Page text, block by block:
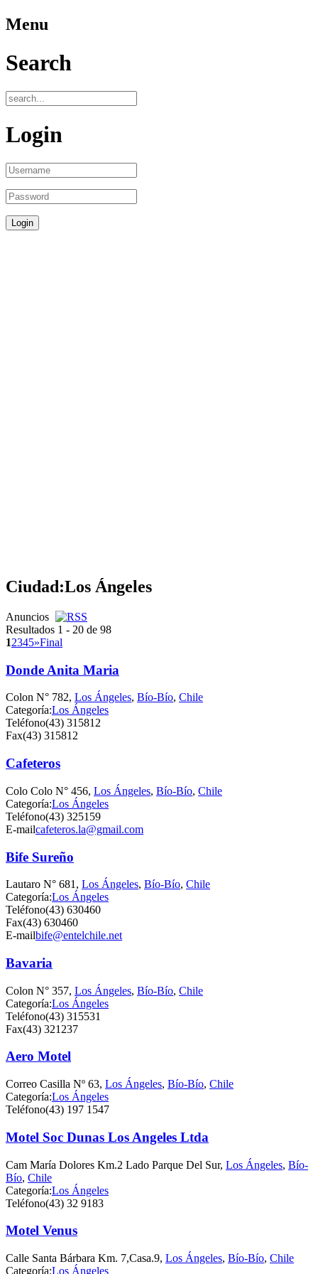
Menu
Search
Login
Ciudad:Los Ángeles
Anuncios
Resultados 1 - 20 de 98
12345»Final
Donde Anita Maria
Colon N° 782, Los Ángeles, Bío-Bío, Chile
Categoría:Los Ángeles
Teléfono(43) 315812
Fax(43) 315812
Cafeteros
Colo Colo N° 456, Los Ángeles, Bío-Bío, Chile
Categoría:Los Ángeles
Teléfono(43) 325159
E-mailcafeteros.la@gmail.com
Bife Sureño
Lautaro N° 681, Los Ángeles, Bío-Bío, Chile
Categoría:Los Ángeles
Teléfono(43) 630460
Fax(43) 630460
E-mailbife@entelchile.net
Bavaria
Colon N° 357, Los Ángeles, Bío-Bío, Chile
Categoría:Los Ángeles
Teléfono(43) 315531
Fax(43) 321237
Aero Motel
Correo Casilla Nº 63, Los Ángeles, Bío-Bío, Chile
Categoría:Los Ángeles
Teléfono(43) 197 1547
Motel Soc Dunas Los Angeles Ltda
Cam María Dolores Km.2 Lado Parque Del Sur, Los Ángeles, Bío-
Bío, Chile
Categoría:Los Ángeles
Teléfono(43) 32 9183
Motel Venus
Calle Santa Bárbara Km. 7,Casa.9, Los Ángeles, Bío-Bío, Chile
Categoría:Los Ángeles